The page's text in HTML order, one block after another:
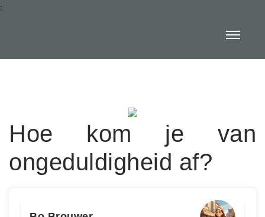
:
Hoe kom je van
ongeduldigheid af?